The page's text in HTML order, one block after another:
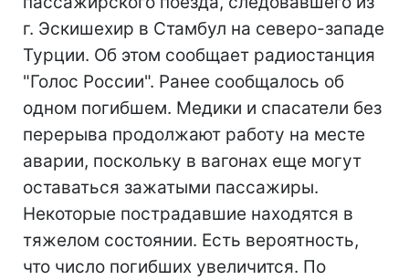
г. Эскишехир в Стамбул на северо-западе
Турции. Об этом сообщает радиостанция
"Голос России". Ранее сообщалось об
одном погибшем. Медики и спасатели без
перерыва продолжают работу на месте
аварии, поскольку в вагонах еще могут
оставаться зажатыми пассажиры.
Некоторые пострадавшие находятся в
тяжелом состоянии. Есть вероятность,
что число погибших увеличится. По